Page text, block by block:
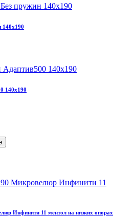
140х190
140х190
Инфинити 11 ментол на низких опорах